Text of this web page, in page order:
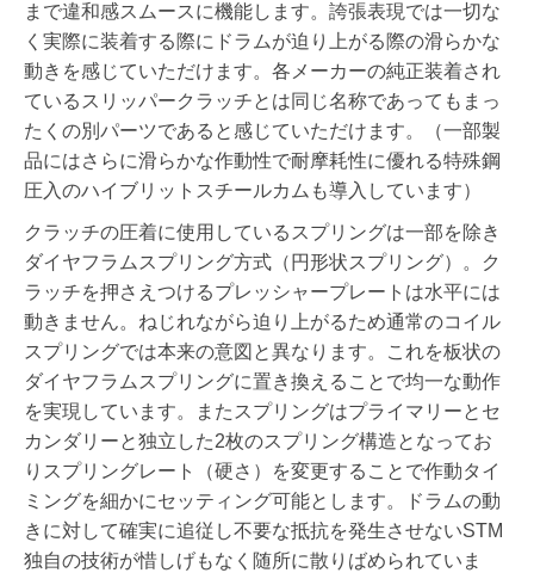
まで違和感スムースに機能します。誇張表現では一切な
く実際に装着する際にドラムが迫り上がる際の滑らかな
動きを感じていただけます。各メーカーの純正装着され
ているスリッパークラッチとは同じ名称であってもまっ
たくの別パーツであると感じていただけます。（一部製
品にはさらに滑らかな作動性で耐摩耗性に優れる特殊鋼
圧入のハイブリットスチールカムも導入しています）
クラッチの圧着に使用しているスプリングは一部を除き
ダイヤフラムスプリング方式（円形状スプリング）。ク
ラッチを押さえつけるプレッシャープレートは水平には
動きません。ねじれながら迫り上がるため通常のコイル
スプリングでは本来の意図と異なります。これを板状の
ダイヤフラムスプリングに置き換えることで均一な動作
を実現しています。またスプリングはプライマリーとセ
カンダリーと独立した2枚のスプリング構造となってお
りスプリングレート（硬さ）を変更することで作動タイ
ミングを細かにセッティング可能とします。ドラムの動
きに対して確実に追従し不要な抵抗を発生させないSTM
独自の技術が惜しげもなく随所に散りばめられていま